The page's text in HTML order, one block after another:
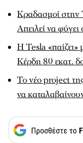
Κραδασμοί στην
Απειλεί να
Η Tesla «παίζει»
Κέρδη 80 εκατ.
Το νέο project
να